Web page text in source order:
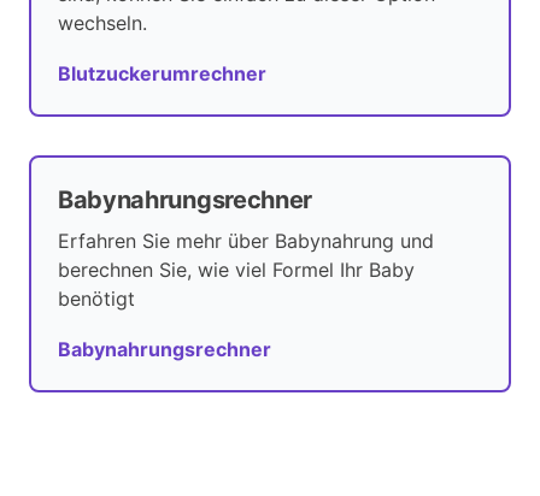
wechseln.
Blutzuckerumrechner
Babynahrungsrechner
Erfahren Sie mehr über Babynahrung und
berechnen Sie, wie viel Formel Ihr Baby
benötigt
Babynahrungsrechner